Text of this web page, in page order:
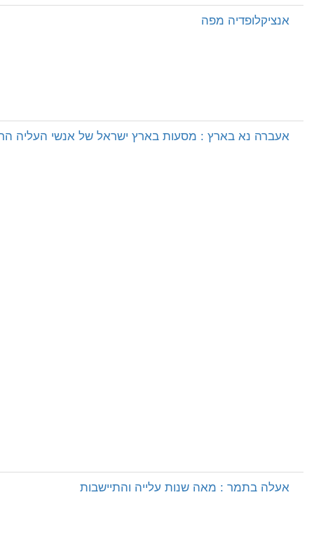
אנציקלופדיה מפה
אעברה נא בארץ : מסעות בארץ ישראל של אנשי העליה
אעלה בתמר : מאה שנות עלייה והתיישבות